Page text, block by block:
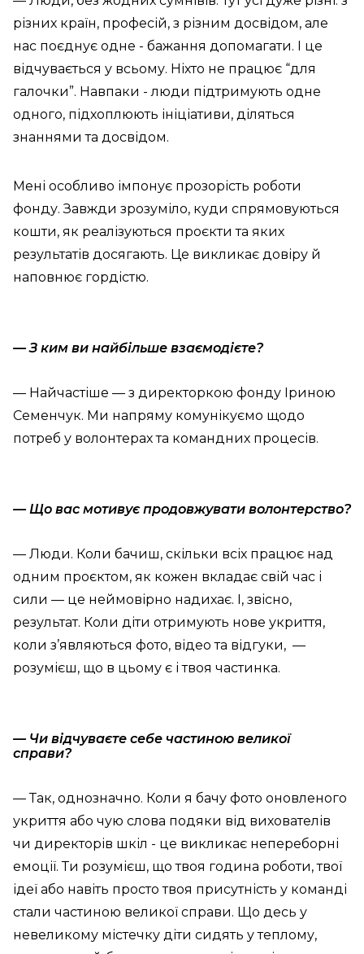
різних країн, професій, з різним досвідом, але
нас поєднує одне - бажання допомагати. І це
відчувається у всьому. Ніхто не працює “для
галочки”. Навпаки - люди підтримують одне
одного, підхоплюють ініціативи, діляться
знаннями та досвідом.
Мені особливо імпонує прозорість роботи
фонду. Завжди зрозуміло, куди спрямовуються
кошти, як реалізуються проєкти та яких
результатів досягають. Це викликає довіру й
наповнює гордістю.
— З ким ви найбільше взаємодієте?
— Найчастіше — з директоркою фонду Іриною
Семенчук. Ми напряму комунікуємо щодо
потреб у волонтерах та командних процесів.
— Що вас мотивує продовжувати волонтерство?
— Люди. Коли бачиш, скільки всіх працює над
одним проєктом, як кожен вкладає свій час і
сили — це неймовірно надихає. І, звісно,
результат. Коли діти отримують нове укриття,
коли з’являються фото, відео та відгуки, —
розумієш, що в цьому є і твоя частинка.
— Чи відчуваєте себе частиною великої
справи?
— Так, однозначно. Коли я бачу фото оновленого
укриття або чую слова подяки від вихователів
чи директорів шкіл - це викликає непереборні
емоції. Ти розумієш, що твоя година роботи, твої
ідеї або навіть просто твоя присутність у команді
стали частиною великої справи. Що десь у
невеликому містечку діти сидять у теплому,